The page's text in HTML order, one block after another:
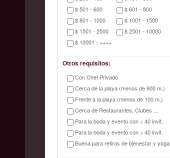
$ 501 - 600
$ 601 - 800
$ 801 - 1000
$ 1001 - 1500
$ 1501 - 2500
$ 2501 - 10000
$ 10001 - ++++
Otros requisitos:
Con Chef Privado
Cerca de la playa (menos de 900 m.)
Frente a la playa (menos de 100 m.)
Cerca de Restaurantes, Clubes ...
Para la boda y evento con < 40 invit.
Para la boda y evento con > 40 invit.
Buena para retiros de bienestar y yoga